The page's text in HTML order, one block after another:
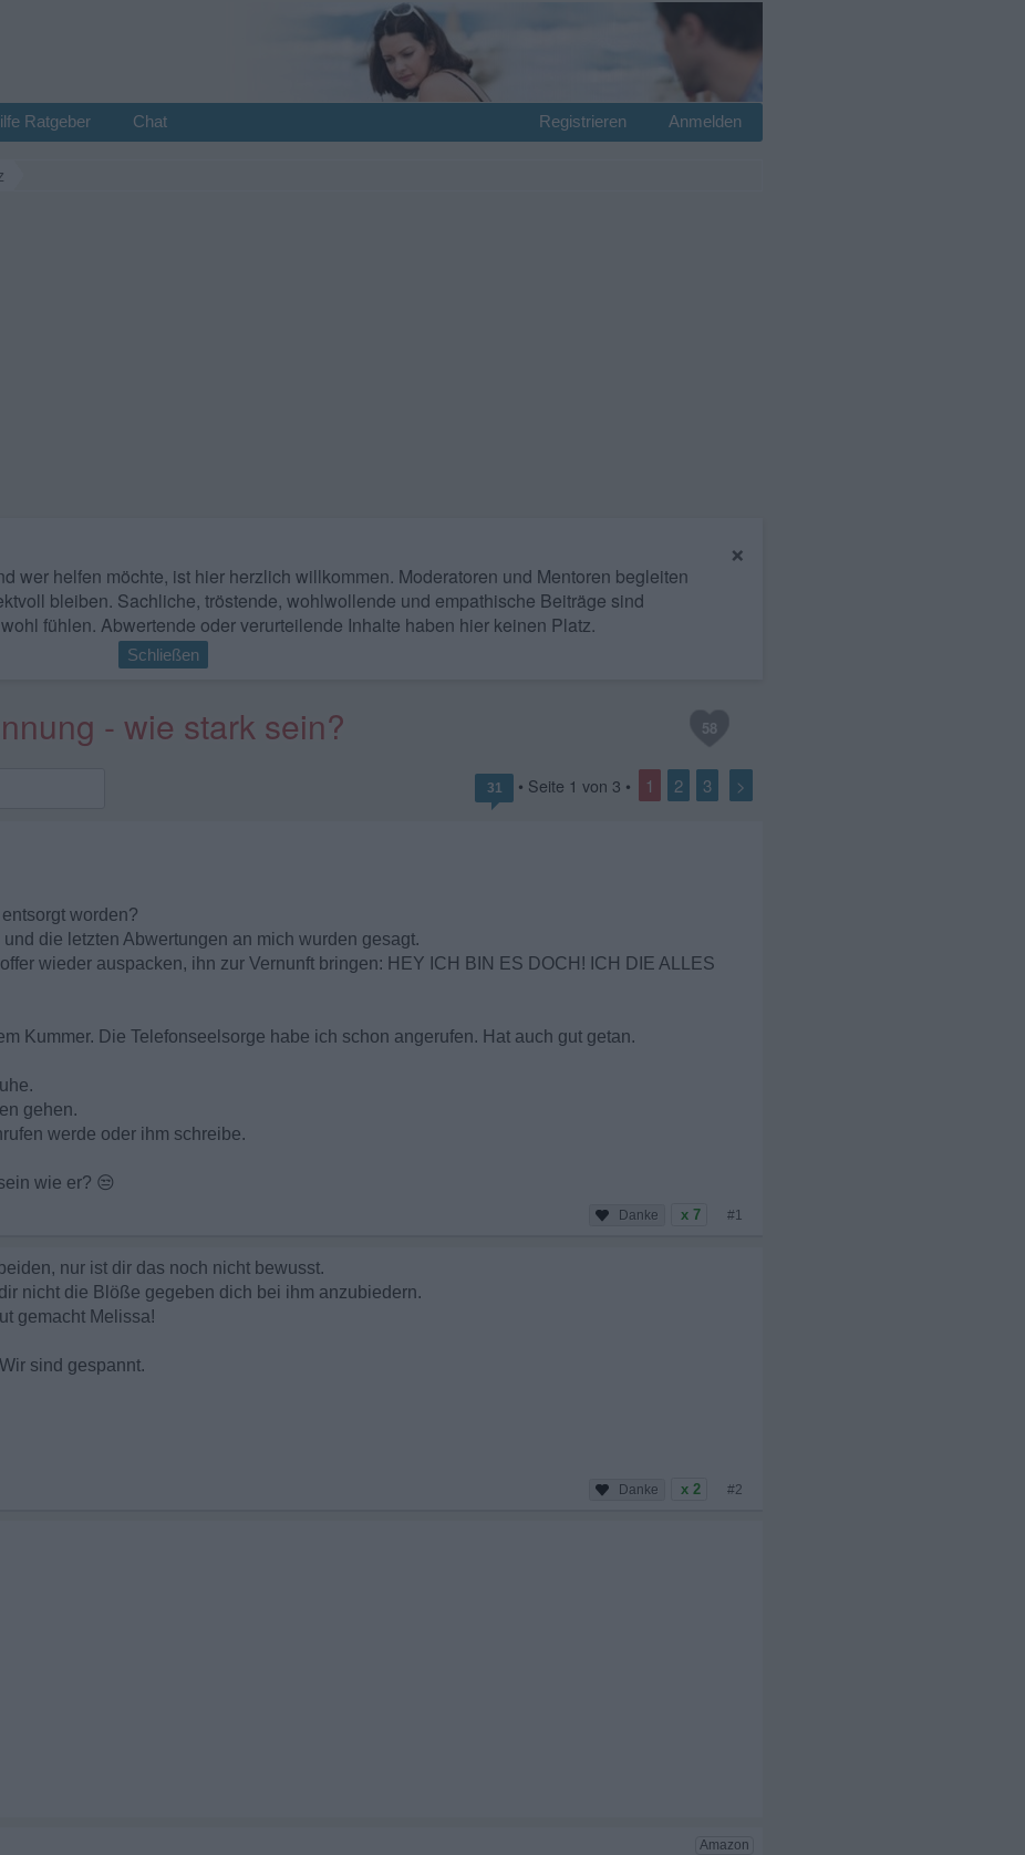
Ratgeber Chat Anmelden
Registrieren
×
wer helfen möchte, ist hier herzlich willkommen. Moderatoren und Mentoren begleiten
bleiben. Sachliche, tröstende, wohlwollende und empathische Beiträge sind
fühlen. Abwertende oder verurteilende Inhalte haben hier keinen Platz.
Schließen
58
- wie stark sein?
31 • Seite 1 von 3 • 1 2 3 >
worden?
die letzten Abwertungen an mich wurden gesagt.
wieder auspacken, ihn zur Vernunft bringen: HEY ICH BIN ES DOCH! ICH DIE ALLES
Kummer. Die Telefonseelsorge habe ich schon angerufen. Hat auch gut getan.
gehen.
werde oder ihm schreibe.
wie er? 😒
x 7 #1
nur ist dir das noch nicht bewusst.
nicht die Blöße gegeben dich bei ihm anzubiedern.
gemacht Melissa!
sind gespannt.
x 2 #2